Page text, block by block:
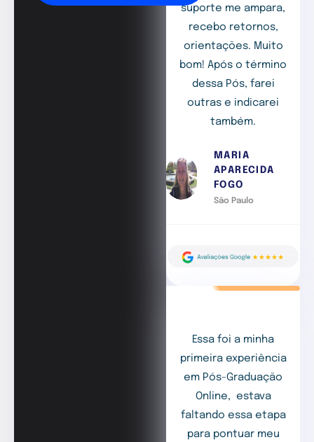
suporte me ampara,
recebo retornos,
orientações. Muito
bom! Após o término
dessa Pós, farei
outras e indicarei
também.
MARIA
APARECIDA
FOGO
São Paulo
Essa foi a minha
primeira experiência
em Pós-Graduação
Online, estava
faltando essa etapa
para pontuar meu